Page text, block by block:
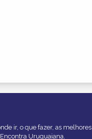
ir, o que fazer, as melhores
Uruguaiana.